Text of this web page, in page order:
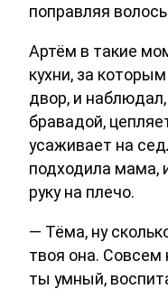
поправляя
Артём в такие
кухни, за
двор, и наблюдал,
бравадой,
усаживает на
подходила мама,
руку на плечо.
— Тёма, ну
твоя она. Совсем
ты умный,